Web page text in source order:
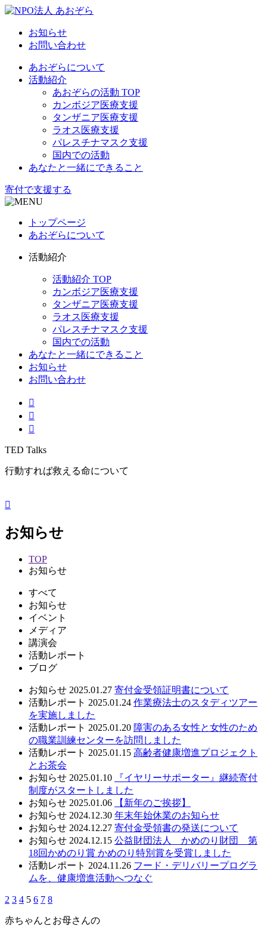
お知らせ
お問い合わせ
あおぞらについて
活動紹介
あおぞらの活動 TOP
カンボジア医療支援
タンザニア医療支援
ラオス医療支援
パレスチナマスク支援
国内での活動
あなたと一緒にできること
寄付で支援する
トップページ
あおぞらについて
活動紹介
活動紹介 TOP
カンボジア医療支援
タンザニア医療支援
ラオス医療支援
パレスチナマスク支援
国内での活動
あなたと一緒にできること
お知らせ
お問い合わせ
TED Talks
行動すれば救える命について
お知らせ
TOP
お知らせ
すべて
お知らせ
イベント
メディア
講演会
活動レポート
ブログ
お知らせ 2025.01.27 寄付金受領証明書について
活動レポート 2025.01.24 作業療法士のスタディツアー
を実施しました
活動レポート 2025.01.20 障害のある女性と女性のため
の職業訓練センターを訪問しました
活動レポート 2025.01.15 高齢者健康増進プロジェクト
とお茶会
お知らせ 2025.01.10
『イヤリーサポーター』継続寄付
制度がスタートしました
お知らせ 2025.01.06
【新年のご挨拶】
お知らせ 2024.12.30 年末年始休業のお知らせ
お知らせ 2024.12.27 寄付金受領書の発送について
お知らせ 2024.12.15 公益財団法人 かめのり財団 第
18回かめのり賞 かめのり特別賞を受賞しました
活動レポート 2024.11.26 フード・デリバリープログラ
ムを、健康増進活動へつなぐ
2 3 4 5 6 7 8
赤ちゃんとお母さんの